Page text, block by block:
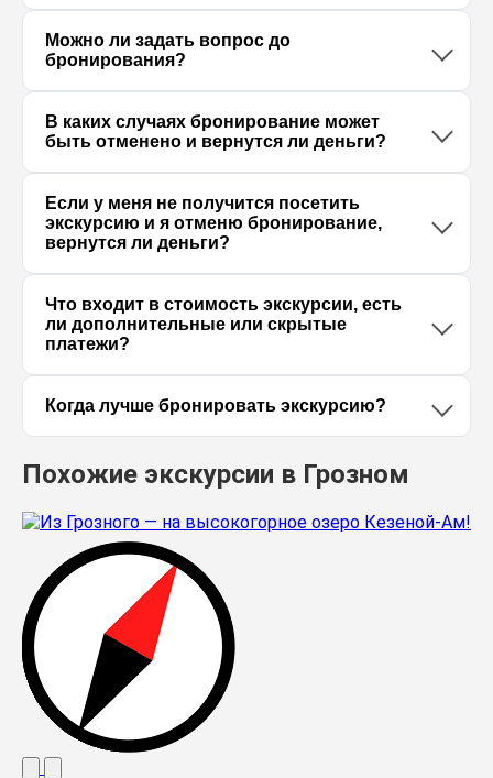
Можно ли задать вопрос до
бронирования?
В каких случаях бронирование может
быть отменено и вернутся ли деньги?
Если у меня не получится посетить
экскурсию и я отменю бронирование,
вернутся ли деньги?
Что входит в стоимость экскурсии, есть
ли дополнительные или скрытые
платежи?
Когда лучше бронировать экскурсию?
Похожие экскурсии в Грозном